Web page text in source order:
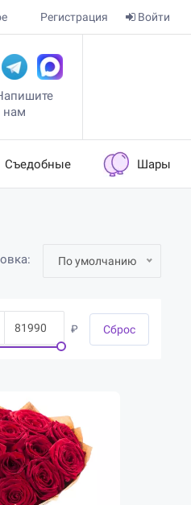
Войти
Регистрация
нам
Съедобные Шары
По умолчанию
₽ Cброс